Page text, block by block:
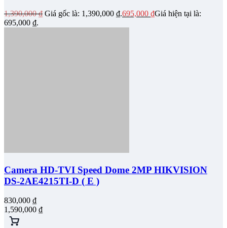
1,390,000₫ Giá gốc là: 1,390,000 ₫.695,000 ₫Giá hiện tại là:
695,000 ₫.
Camera HD-TVI Speed Dome 2MP HIKVISION
DS-2AE4215TI-D ( E )
830,000 ₫
1,590,000 ₫